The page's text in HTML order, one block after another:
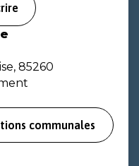
85260
communales